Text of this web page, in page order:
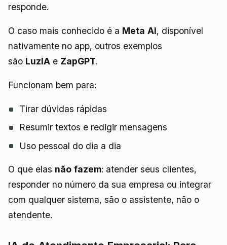
responde.
O caso mais conhecido é a Meta AI, disponível
nativamente no app, outros exemplos
são LuzIA e ZapGPT.
Funcionam bem para:
Tirar dúvidas rápidas
Resumir textos e redigir mensagens
Uso pessoal do dia a dia
O que elas não fazem: atender seus clientes,
responder no número da sua empresa ou integrar
com qualquer sistema, são o assistente, não o
atendente.